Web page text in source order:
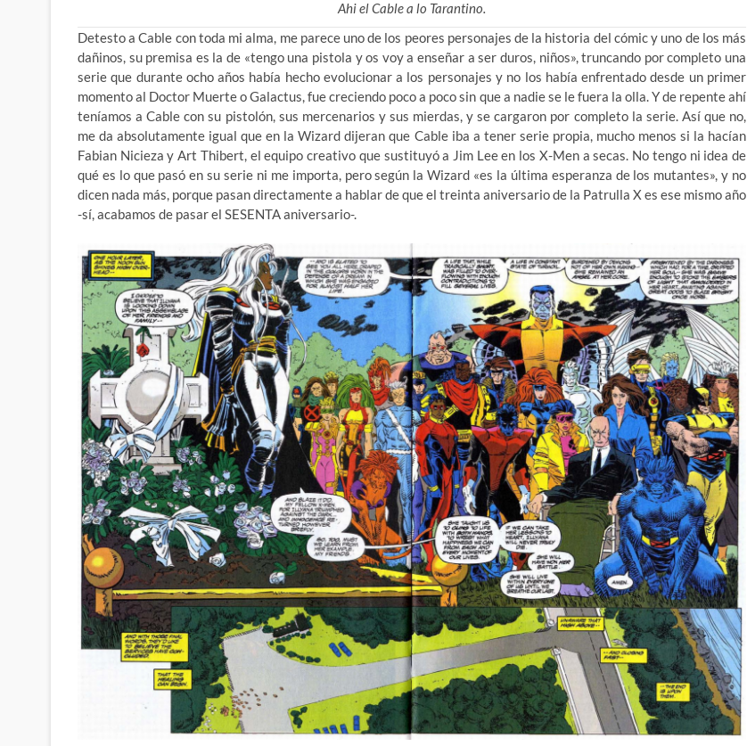
Ahi el Cable a lo Tarantino.
Detesto a Cable con toda mi alma, me parece uno de los peores personajes de la historia del cómic y uno de los más
dañinos, su premisa es la de «tengo una pistola y os voy a enseñar a ser duros, niños», truncando por completo una
serie que durante ocho años había hecho evolucionar a los personajes y no los había enfrentado desde un primer
momento al Doctor Muerte o Galactus, fue creciendo poco a poco sin que a nadie se le fuera la olla. Y de repente ahí
teníamos a Cable con su pistolón, sus mercenarios y sus mierdas, y se cargaron por completo la serie. Así que no,
me da absolutamente igual que en la Wizard dijeran que Cable iba a tener serie propia, mucho menos si la hacían
Fabian Nicieza y Art Thibert, el equipo creativo que sustituyó a Jim Lee en los X-Men a secas. No tengo ni idea de
qué es lo que pasó en su serie ni me importa, pero según la Wizard «es la última esperanza de los mutantes», y no
dicen nada más, porque pasan directamente a hablar de que el treinta aniversario de la Patrulla X es ese mismo año
-sí, acabamos de pasar el SESENTA aniversario-.